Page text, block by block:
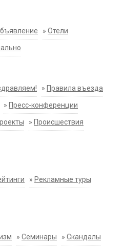
» Отели
» Правила въезда
» Пресс-конференции
» Происшествия
» Рекламные туры
» Семинары » Скандалы